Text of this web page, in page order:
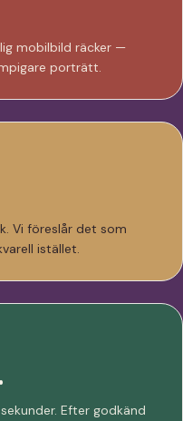
mobilbild räcker —
porträtt.
Vi föreslår det som
istället.
Efter godkänd